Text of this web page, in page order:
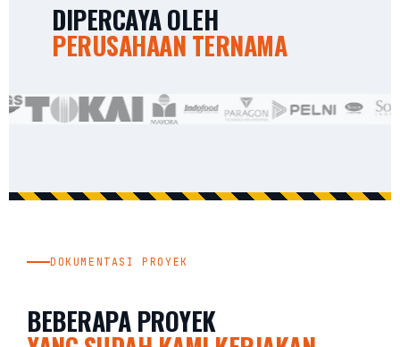
DIPERCAYA OLEH
PERUSAHAAN TERNAMA
DOKUMENTASI PROYEK
BEBERAPA PROYEK